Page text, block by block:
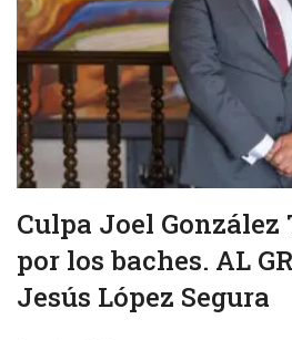
Culpa Joel
por los baches. AL
Jesús López Segura